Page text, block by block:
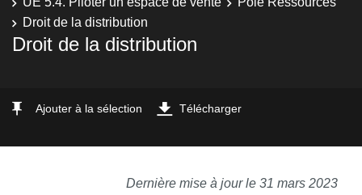
Droit de la distribution
Droit de la distribution
Ajouter à la sélection Télécharger
Dernière mise à jour le 31 mars 2023